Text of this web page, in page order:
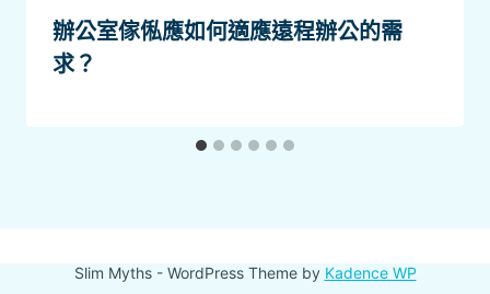
辦公室傢俬應如何適應遠程辦公的需
求？
Slim Myths - WordPress Theme by Kadence WP